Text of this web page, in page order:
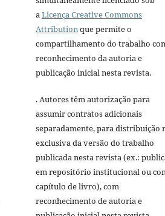
aLicença Creative Commons
Attributionque permite o
compartilhamento do trabalho
reconhecimento da autoria e
publicação inicial nesta revista.
. Autores têm autorização para
assumir contratos adicionais
separadamente, para distribuição
exclusiva da versão do trabalho
publicada nesta revista (ex.:
em repositório institucional ou
capítulo de livro), com
reconhecimento de autoria e